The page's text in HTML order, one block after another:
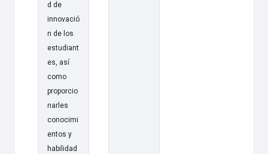
d de
innovació
n de los
estudiant
es, así
como
proporcio
narles
conocimi
entos y
habilidad